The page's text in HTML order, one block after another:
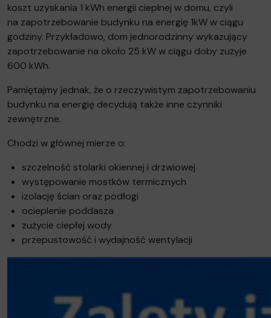
koszt uzyskania 1 kWh energii cieplnej w domu, czyli
na zapotrzebowanie budynku na energię 1kW w ciągu
godziny. Przykładowo, dom jednorodzinny wykazujący
zapotrzebowanie na około 25 kW w ciągu doby zużyje
600 kWh.
Pamiętajmy jednak, że o rzeczywistym zapotrzebowaniu
budynku na energię decydują także inne czynniki
zewnętrzne.
Chodzi w głównej mierze o:
szczelność stolarki okiennej i drzwiowej
występowanie mostków termicznych
izolację ścian oraz podłogi
ocieplenie poddasza
zużycie ciepłej wody
przepustowość i wydajność wentylacji